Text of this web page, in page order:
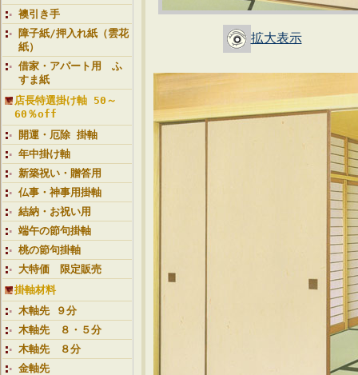
襖引き手
障子紙/押入れ紙（雲花
紙）
借家・アパート用 ふ
すま紙
店長特選掛け軸 50～
60％off
開運・厄除 掛軸
年中掛け軸
新築祝い・贈答用
仏事・神事用掛軸
結納・お祝い用
端午の節句掛軸
桃の節句掛軸
大特価 限定販売
掛軸材料
木軸先 ９分
木軸先 ８・５分
木軸先 ８分
金軸先
拡大表示